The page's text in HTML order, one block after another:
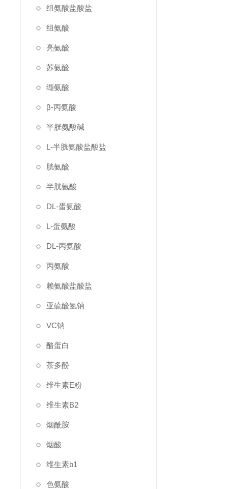
组氨酸盐酸盐
组氨酸
亮氨酸
苏氨酸
缬氨酸
β-丙氨酸
半胱氨酸碱
L-半胱氨酸盐酸盐
胱氨酸
半胱氨酸
DL-蛋氨酸
L-蛋氨酸
DL-丙氨酸
丙氨酸
赖氨酸盐酸盐
亚硫酸氢钠
VC钠
酪蛋白
茶多酚
维生素E粉
维生素B2
烟酰胺
烟酸
维生素b1
色氨酸